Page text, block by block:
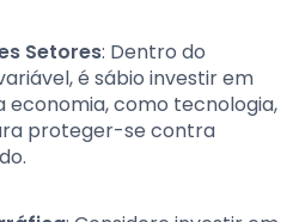
Setores: Dentro do
é sábio investir em
economia, como tecnologia,
proteger-se contra